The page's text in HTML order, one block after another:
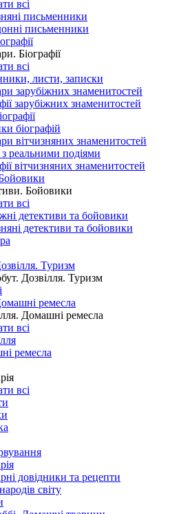
всі
письменники
письменники
Біографії
всі
листи, записки
зарубіжних знаменитостей
зарубіжних знаменитостей
біографій
вітчизняних знаменитостей
з реальними подіями
вітчизняних знаменитостей
Бойовики
всі
детективи та бойовики
детективи та бойовики
Туризм
Дозвілля. Туризм
ремесла
Домашні ремесла
всі
ремесла
всі
довідники та рецепти
світу